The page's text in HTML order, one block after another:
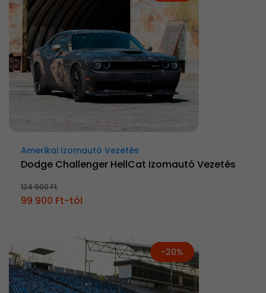
Amerikai Izomautó Vezetés
Dodge Challenger HellCat Izomautó Vezetés
124 900 Ft
99 900 Ft-tól
-20%